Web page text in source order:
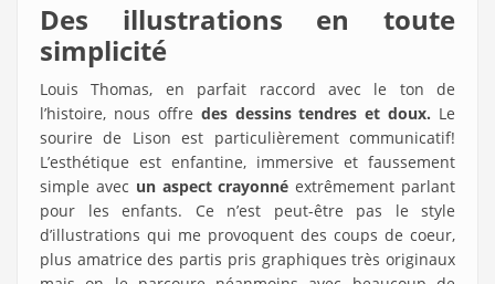
Des illustrations en toute
simplicité
Louis Thomas, en parfait raccord avec le ton de
l’histoire, nous offre des dessins tendres et doux. Le
sourire de Lison est particulièrement communicatif!
L’esthétique est enfantine, immersive et faussement
simple avec un aspect crayonné extrêmement parlant
pour les enfants. Ce n’est peut-être pas le style
d’illustrations qui me provoquent des coups de coeur,
plus amatrice des partis pris graphiques très originaux